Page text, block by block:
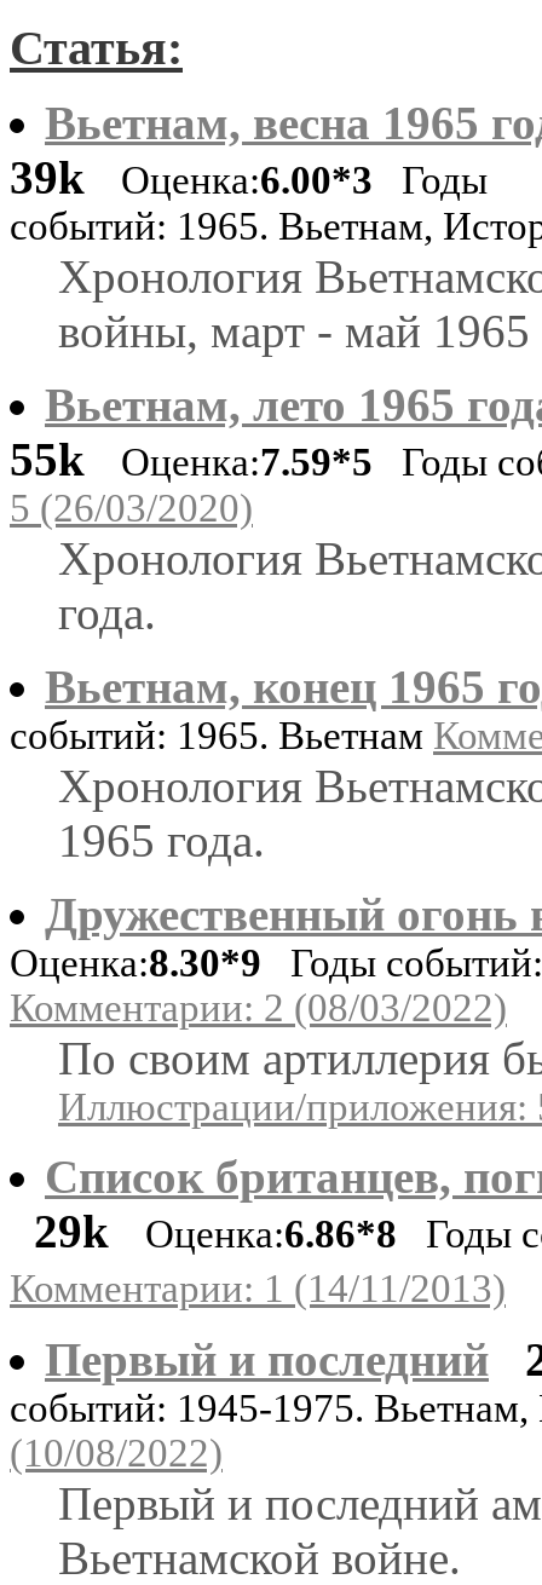
Статья:
Вьетнам, весна 1965
39k
Оценка:6.00*3 Годы
событий: 1965. Вьетнам,
Хронология
войны, март - май 1965
Вьетнам, лето 1965
55k
Оценка:7.59*5 Годы
5 (26/03/2020)
Хронология
года.
Вьетнам, конец 1965
событий: 1965. Вьетнам
Хронология
1965 года.
Дружественный огонь
Оценка:8.30*9 Годы
Комментарии: 2 (08/03/2022)
По своим артиллерия
Иллюстрации/приложения:
Список британцев,
29k
Оценка:6.86*8 Годы
Комментарии: 1 (14/11/2013)
Первый и последний
событий: 1945-1975.
(10/08/2022)
Первый и последний
Вьетнамской войне.